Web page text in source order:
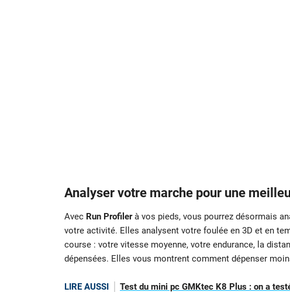
Analyser votre marche pour une
Avec Run Profilerà vos pieds, vous pourrez désormais
votre activité. Elles analysent votre foulée en 3D et en
course : votre vitesse moyenne, votre endurance, la
dépensées. Elles vous montrent comment dépenser
LIRE AUSSI Test du mini pc GMKtec K8 Plus : on a